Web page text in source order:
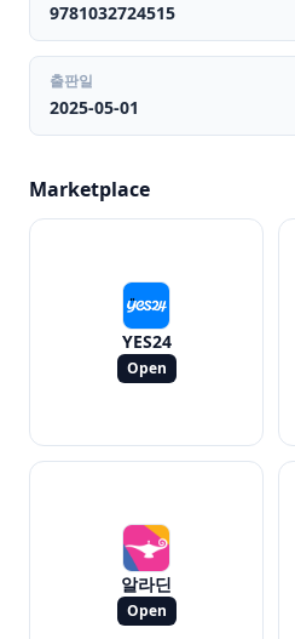
9781032724515
출판일
2025-05-01
Marketplace
YES24
Open
알라딘
Open